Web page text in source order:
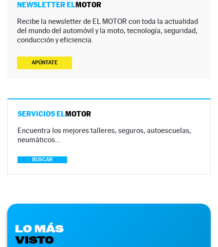
NEWSLETTER ELMOTOR
Recibe la newsletter de EL MOTOR con toda la actualidad
del mundo del automóvil y la moto, tecnología, seguridad,
conducción y eficiencia.
APÚNTATE
SERVICIOS ELMOTOR
Encuentra los mejores talleres, seguros, autoescuelas,
neumáticos…
BUSCAR
LO MÁS
VISTO